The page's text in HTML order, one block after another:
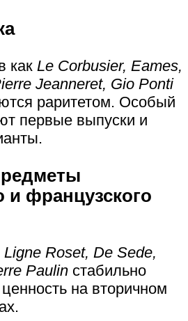
как Le Corbusier, Eames,
Jeanneret, Gio Ponti
раритетом. Особый
первые выпуски и
и французского
Roset, De Sede,
Paulin стабильно
на вторичном